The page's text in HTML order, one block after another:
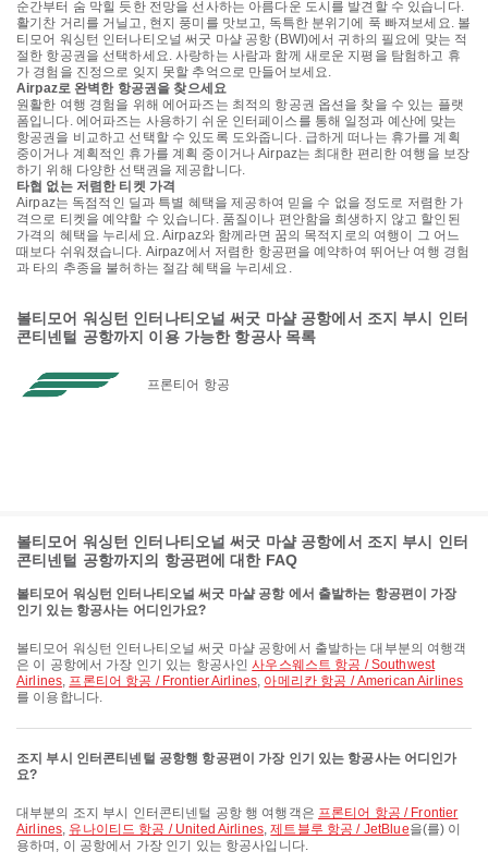
순간부터 숨 막힐 듯한 전망을 선사하는 아름다운 도시를 발견할 수 있습니다.
활기찬 거리를 거닐고, 현지 풍미를 맛보고, 독특한 분위기에 푹 빠져보세요. 볼
티모어 워싱턴 인터나티오널 써굿 마샬 공항 (BWI)에서 귀하의 필요에 맞는 적
절한 항공권을 선택하세요. 사랑하는 사람과 함께 새로운 지평을 탐험하고 휴
가 경험을 진정으로 잊지 못할 추억으로 만들어보세요.
Airpaz로 완벽한 항공권을 찾으세요
원활한 여행 경험을 위해 에어파즈는 최적의 항공권 옵션을 찾을 수 있는 플랫
폼입니다. 에어파즈는 사용하기 쉬운 인터페이스를 통해 일정과 예산에 맞는
항공권을 비교하고 선택할 수 있도록 도와줍니다. 급하게 떠나는 휴가를 계획
중이거나 계획적인 휴가를 계획 중이거나 Airpaz는 최대한 편리한 여행을 보장
하기 위해 다양한 선택권을 제공합니다.
타협 없는 저렴한 티켓 가격
Airpaz는 독점적인 딜과 특별 혜택을 제공하여 믿을 수 없을 정도로 저렴한 가
격으로 티켓을 예약할 수 있습니다. 품질이나 편안함을 희생하지 않고 할인된
가격의 혜택을 누리세요. Airpaz와 함께라면 꿈의 목적지로의 여행이 그 어느
때보다 쉬워졌습니다. Airpaz에서 저렴한 항공편을 예약하여 뛰어난 여행 경험
과 타의 추종을 불허하는 절감 혜택을 누리세요.
볼티모어 워싱턴 인터나티오널 써굿 마샬 공항에서 조지 부시 인터
콘티넨털 공항까지 이용 가능한 항공사 목록
프론티어 항공
볼티모어 워싱턴 인터나티오널 써굿 마샬 공항에서 조지 부시 인터
콘티넨털 공항까지의 항공편에 대한 FAQ
볼티모어 워싱턴 인터나티오널 써굿 마샬 공항 에서 출발하는 항공편이 가장
인기 있는 항공사는 어디인가요?
볼티모어 워싱턴 인터나티오널 써굿 마샬 공항에서 출발하는 대부분의 여행객
은 이 공항에서 가장 인기 있는 항공사인사우스웨스트 항공 / Southwest
Airlines, 프론티어 항공 / Frontier Airlines, 아메리칸 항공 / American Airlines
를 이용합니다.
조지 부시 인터콘티넨털 공항행 항공편이 가장 인기 있는 항공사는 어디인가
요?
대부분의 조지 부시 인터콘티넨털 공항 행 여행객은 프론티어 항공 / Frontier
Airlines, 유나이티드 항공 / United Airlines,제트블루 항공 / JetBlue을(를) 이
용하며, 이 공항에서 가장 인기 있는 항공사입니다.